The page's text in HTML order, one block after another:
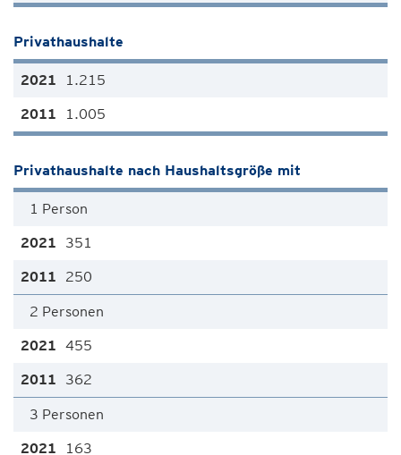
Privathaushalte
1.215
1.005
Privathaushalte nach Haushaltsgröße mit
1 Person
351
250
2 Personen
455
362
3 Personen
163